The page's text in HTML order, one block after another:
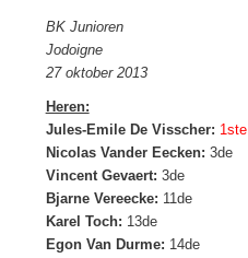
BK Junioren
Jodoigne
27 oktober 2013
Heren:
Jules-Emile De Visscher: 1ste
Nicolas Vander Eecken: 3de
Vincent Gevaert: 3de
Bjarne Vereecke: 11de
Karel Toch: 13de
Egon Van Durme: 14de